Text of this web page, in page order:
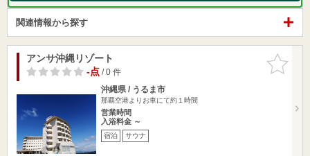
関連情報から探す
お気に入
りに追加
アンサ沖縄リゾート
-点/ 0 件
沖縄県 / うるま市
那覇空港よりお車にて約１時間
営業時間
入浴料金 ～
宿泊 サウナ